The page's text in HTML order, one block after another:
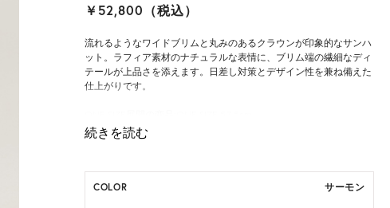
￥52,800（税込）
流れるようなワイドブリムと丸みのあるクラウンが印象的なサンハ
ット。ラフィア素材のナチュラルな表情に、ブリム端の繊細なディ
テールが上品さを添えます。日差し対策とデザイン性を兼ね備えた
仕上がりです。
M, L 展開の商品:M 57.5cm, L 59.5cm
ございます。
COLOR サーモン